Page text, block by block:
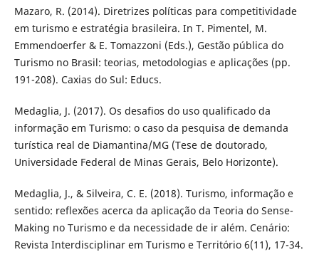
Mazaro, R. (2014). Diretrizes políticas para competitividade
em turismo e estratégia brasileira. In T. Pimentel, M.
Emmendoerfer & E. Tomazzoni (Eds.), Gestão pública do
Turismo no Brasil: teorias, metodologias e aplicações (pp.
191-208). Caxias do Sul: Educs.
Medaglia, J. (2017). Os desafios do uso qualificado da
informação em Turismo: o caso da pesquisa de demanda
turística real de Diamantina/MG (Tese de doutorado,
Universidade Federal de Minas Gerais, Belo Horizonte).
Medaglia, J., & Silveira, C. E. (2018). Turismo, informação e
sentido: reflexões acerca da aplicação da Teoria do Sense-
Making no Turismo e da necessidade de ir além. Cenário:
Revista Interdisciplinar em Turismo e Território 6(11), 17-34.